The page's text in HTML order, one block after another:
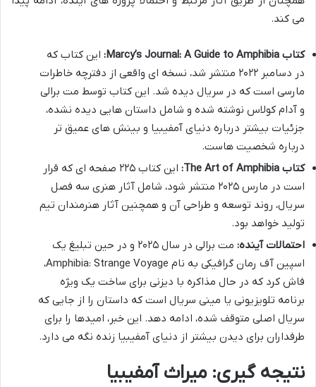
می کند.
کتاب Marcy’s Journal: A Guide to Amphibia:
این کتاب که
در دسامبر ۲۰۲۲ منتشر شد، نسخه ای واقعی از دفترچه خاطرات
مارسی است که در سریال دیده شد. این کتاب توسط مت برالی
و آدام کولاس نوشته شده و شامل داستان هایی دیده نشده،
جزئیات بیشتر درباره دنیای آمفیبیا و بینش های عمیق تر
درباره شخصیت هاست.
کتاب The Art of Amphibia:
این کتاب ۲۲۵ صفحه ای که قرار
است در مارس ۲۰۲۵ منتشر شود، شامل آثار هنری سه فصل
سریال، روند توسعه و طراحی آن و همچنین آثار هنرمندان تیم
تولید خواهد بود.
احتمالات آینده:
مت برالی در سال ۲۰۲۵ و در حین تبلیغ یک
اسپین آف رمان گرافیکی به نام Amphibia: Strange Voyage،
فاش کرد که در حال مذاکره با دیزنی برای ساخت یک ویژه
برنامه تلویزیونی یا مینی سریال است که داستان را از جایی که
سریال اصلی متوقف شده، ادامه دهد. این خبر، امیدها را برای
طرفداران برای دیدن بیشتر از دنیای آمفیبیا زنده نگه می دارد.
نتیجه گیری: میراث آمفیبیا